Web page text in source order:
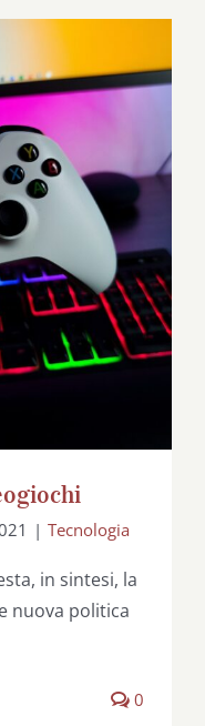
| Tecnologia
in sintesi, la
nuova politica
0